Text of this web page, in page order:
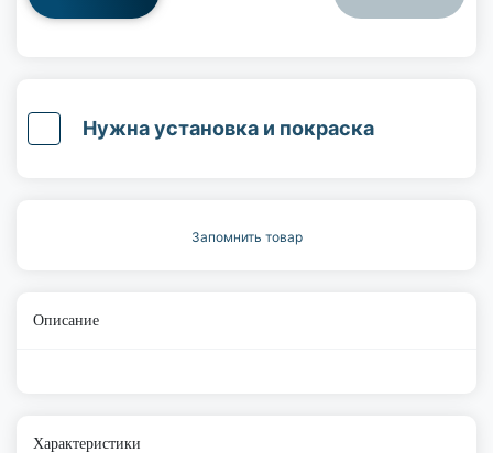
Нужна установка и покраска
Запомнить товар
Описание
Характеристики